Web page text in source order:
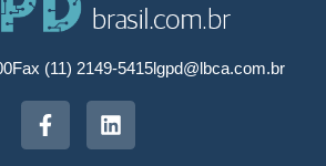
Fax (11) 2149-5415lgpd@lbca.com.br